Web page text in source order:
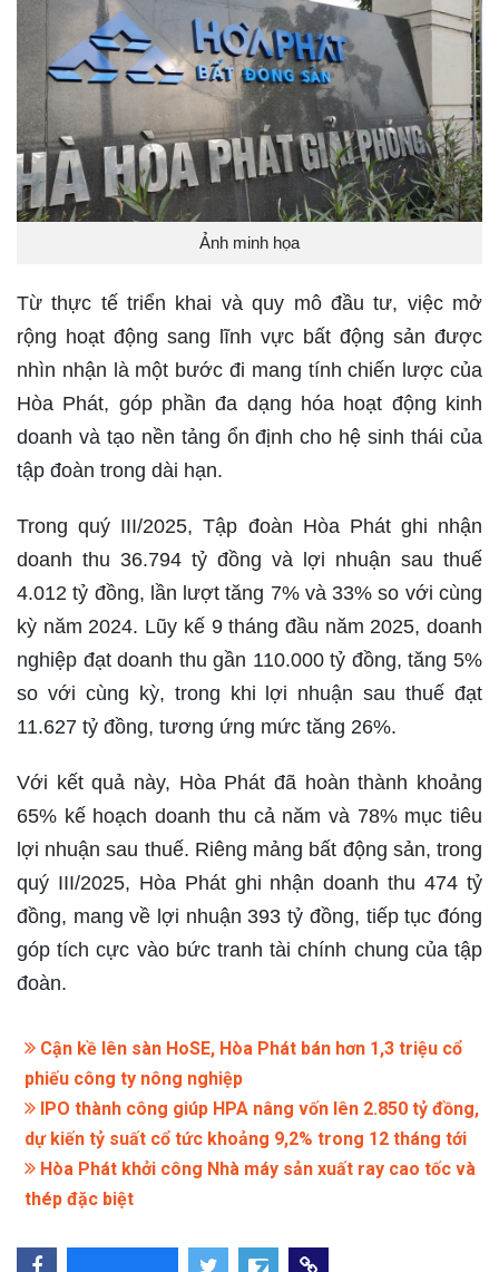
Ảnh minh họa
Từ thực tế triển khai và quy mô đầu tư, việc mở
rộng hoạt động sang lĩnh vực bất động sản được
nhìn nhận là một bước đi mang tính chiến lược của
Hòa Phát, góp phần đa dạng hóa hoạt động kinh
doanh và tạo nền tảng ổn định cho hệ sinh thái của
tập đoàn trong dài hạn.
Trong quý III/2025, Tập đoàn Hòa Phát ghi nhận
doanh thu 36.794 tỷ đồng và lợi nhuận sau thuế
4.012 tỷ đồng, lần lượt tăng 7% và 33% so với cùng
kỳ năm 2024. Lũy kế 9 tháng đầu năm 2025, doanh
nghiệp đạt doanh thu gần 110.000 tỷ đồng, tăng 5%
so với cùng kỳ, trong khi lợi nhuận sau thuế đạt
11.627 tỷ đồng, tương ứng mức tăng 26%.
Với kết quả này, Hòa Phát đã hoàn thành khoảng
65% kế hoạch doanh thu cả năm và 78% mục tiêu
lợi nhuận sau thuế. Riêng mảng bất động sản, trong
quý III/2025, Hòa Phát ghi nhận doanh thu 474 tỷ
đồng, mang về lợi nhuận 393 tỷ đồng, tiếp tục đóng
góp tích cực vào bức tranh tài chính chung của tập
đoàn.
Cận kề lên sàn HoSE, Hòa Phát bán hơn 1,3 triệu cổ
phiếu công ty nông nghiệp
IPO thành công giúp HPA nâng vốn lên 2.850 tỷ đồng,
dự kiến tỷ suất cổ tức khoảng 9,2% trong 12 tháng tới
Hòa Phát khởi công Nhà máy sản xuất ray cao tốc và
thép đặc biệt